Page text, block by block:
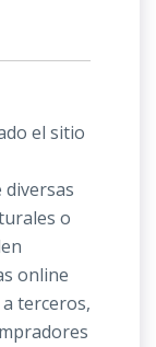
el sitio
o
online
terceros,